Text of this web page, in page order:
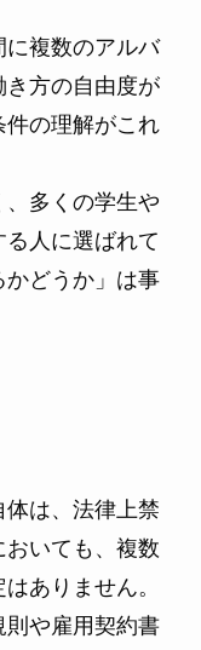
複数のアルバ
き方の自由度が
の理解がこれ
多くの学生や
人に選ばれて
かどうか」は事
は、法律上禁
おいても、複数
ありません。
則や雇用契約書